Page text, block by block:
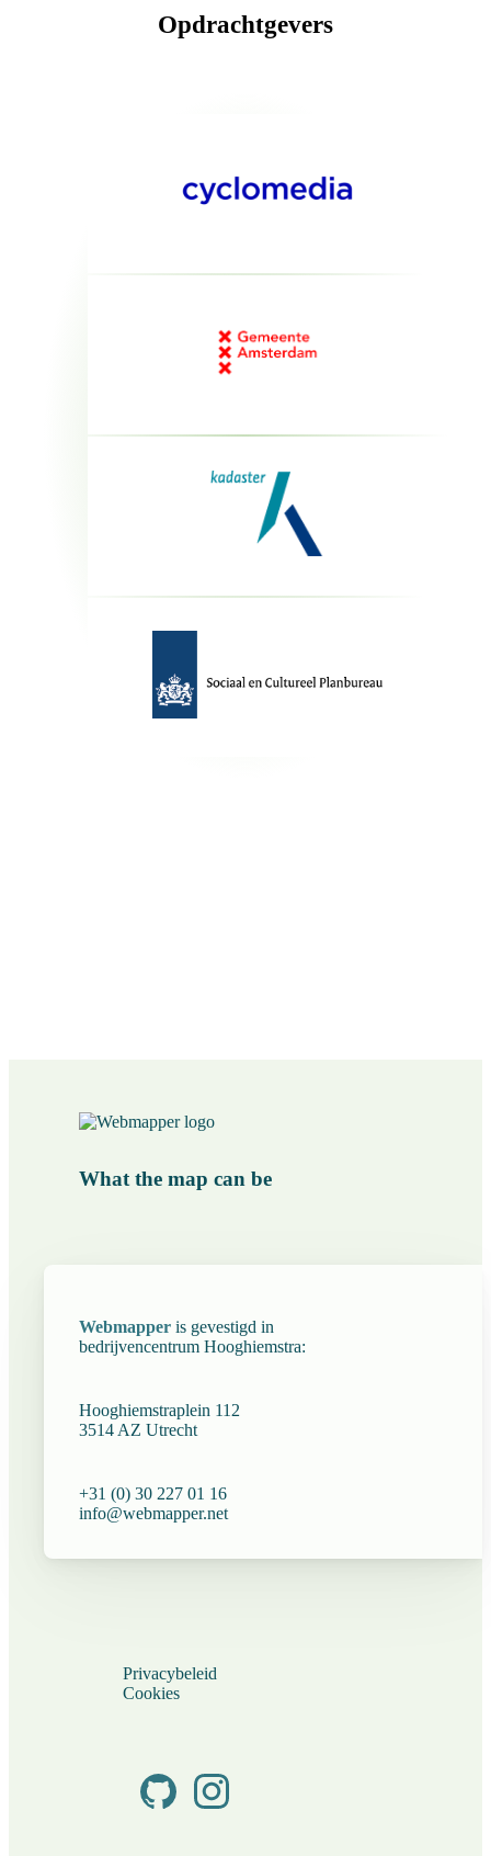
Opdrachtgevers
What the map can be
Webmapper is gevestigd in
bedrijvencentrum Hooghiemstra:
Hooghiemstraplein 112
3514 AZ Utrecht
+31 (0) 30 227 01 16
info@webmapper.net
Privacybeleid
Cookies